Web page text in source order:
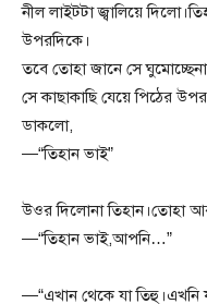
নীল লাইটটা জ্বালিয়ে
উপরদিকে।
তবে তোহা জানে সে
সে কাছাকাছি যেয়ে পিঠের
ডাকলো,
—“তিহান ভাই”
উওর দিলোনা তিহান।তোহা
—“তিহান ভাই,আপনি…”
—“এখান থেকে যা তিহু।এখনি